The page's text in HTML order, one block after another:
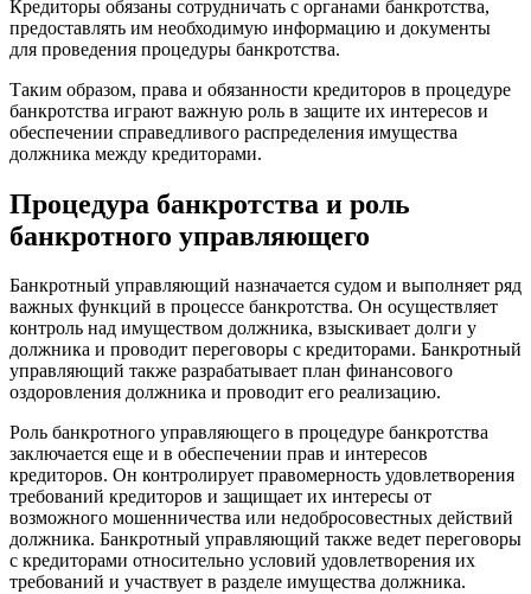
Кредиторы обязаны сотрудничать с органами банкротства,
предоставлять им необходимую информацию и документы
для проведения процедуры банкротства.
Таким образом, права и обязанности кредиторов в процедуре
банкротства играют важную роль в защите их интересов и
обеспечении справедливого распределения имущества
должника между кредиторами.
Процедура банкротства и роль
банкротного управляющего
Банкротный управляющий назначается судом и выполняет ряд
важных функций в процессе банкротства. Он осуществляет
контроль над имуществом должника, взыскивает долги у
должника и проводит переговоры с кредиторами. Банкротный
управляющий также разрабатывает план финансового
оздоровления должника и проводит его реализацию.
Роль банкротного управляющего в процедуре банкротства
заключается еще и в обеспечении прав и интересов
кредиторов. Он контролирует правомерность удовлетворения
требований кредиторов и защищает их интересы от
возможного мошенничества или недобросовестных действий
должника. Банкротный управляющий также ведет переговоры
с кредиторами относительно условий удовлетворения их
требований и участвует в разделе имущества должника.